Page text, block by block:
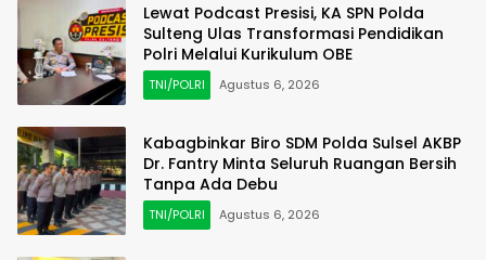
Lewat Podcast Presisi, KA SPN Polda
Sulteng Ulas Transformasi Pendidikan
Polri Melalui Kurikulum OBE
TNI/POLRI Agustus 6, 2026
Kabagbinkar Biro SDM Polda Sulsel AKBP
Dr. Fantry Minta Seluruh Ruangan Bersih
Tanpa Ada Debu
TNI/POLRI Agustus 6, 2026